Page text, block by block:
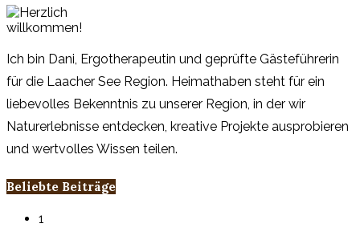
Ich bin Dani, Ergotherapeutin und geprüfte Gästeführerin
für die Laacher See Region. Heimathaben steht für ein
liebevolles Bekenntnis zu unserer Region, in der wir
Naturerlebnisse entdecken, kreative Projekte ausprobieren
und wertvolles Wissen teilen.
Beliebte Beiträge
1